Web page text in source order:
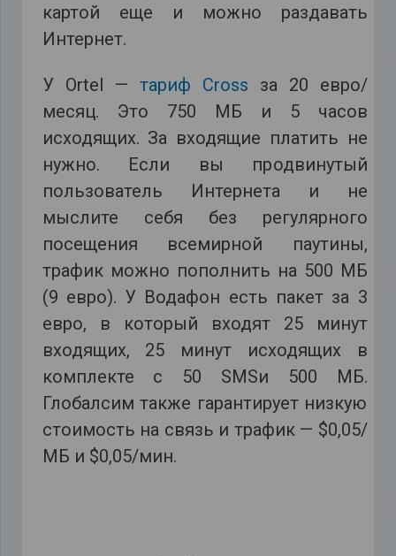
картой еще и можно раздавать
Интернет.
У Ortel — тариф Cross за 20 евро/
месяц. Это 750 МБ и 5 часов
исходящих. За входящие платить не
нужно. Если вы продвинутый
пользователь Интернета и не
мыслите себя без регулярного
посещения всемирной паутины,
трафик можно пополнить на 500 МБ
(9 евро). У Водафон есть пакет за 3
евро, в который входят 25 минут
входящих, 25 минут исходящих в
комплекте с 50 SMSи 500 МБ.
Глобалсим также гарантирует низкую
стоимость на связь и трафик — $0,05/
МБ и $0,05/мин.